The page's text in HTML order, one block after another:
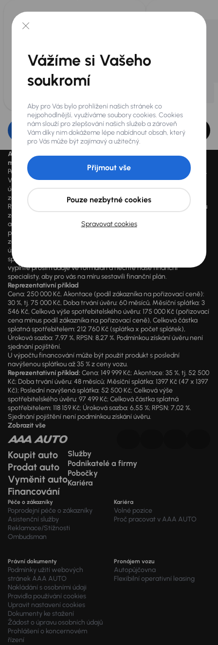
Upravit filtr
Aktuálně platné ceny jsou uvedeny nawww.aaaauto.cz. Akci je
možné využít od 14.3.2020 do odvolání.
Podmínky spotřebitelského úvěru u konkrétního vozu se mohou lišit.
Výpočet splátky je orientační a závisí na konkrétních vstupních
údajích a individuálních podmínkách financování poskytnutých
zákazníkovi jim zvoleným obchodním partnerem. Vyšší hodnoty
RPSN mohou být důsledkem využití marketingových akcí dle výběru
zákazníka, jako např. sleva z ceny vozidla, výplata hotovosti a další
akční benefity, které může zákazník čerpat dle vlastního výběru. V
případě poskytnutí finanční služby je součástí každé smlouvy
zákonný údaj o výši RPSN a kompletní předsmluvní informace k
úvěru. AURES Holdings a.s. je samostatným zprostředkovatelem
spotřebitelského úvěru. Pokud máte zájem o konkrétní kalkulaci,
vyplňte prosím údaje ve formuláři a nechte naše finanční
specialisty, aby pro vás na míru sestavili finanční plán.
Reprezentativní příklad
Cena: 250 000 Kč, Akontace (podíl zákazníka na pořizovací ceně):
30 %, tj. 75 000 Kč, Doba trvání úvěru: 60 měsíců, Měsíční splátka: 3
546 Kč, Celková výše spotřebitelského úvěru: 175 000 Kč (pořizovací
cena mínus podíl zákazníka na pořizovací ceně), Celková částka
splatná spotřebitelem: 212 760 Kč (splátka x počet splátek),
Úroková sazba: 7,97 %, RPSN: 8,27 %. Podmínkou získání úvěru není
sjednání pojištění.
U výpočtu financování může být použit produkt s poslední
navýšenou splátkou až 35 % z ceny vozu.
Reprezentativní příklad:Cena: 149 999 Kč; Akontace: 35 %, tj. 52 500
Kč; Doba trvání úvěru: 48 měsíců; Měsíční splátka: 1397 Kč (47 x 1397
Kč); Poslední navýšená splátka: 52 500 Kč; Celková výše
spotřebitelského úvěru: 97 499 Kč; Celková částka splatná
spotřebitelem: 118 159 Kč; Úroková sazba: 6,55 %; RPSN: 7,02 %.
Sjednání pojištění není podmínkou získání úvěru.
Zobrazit vše
Koupit auto
Prodat auto
Vyměnit auto
Financování
Služby
Podnikatelé a firmy
Pobočky
Kariéra
Péče o zákazníky
Poprodejní péče o zákazníky
Asistenční služby
Reklamace/Stížnosti
Ombudsman
Kariéra
Volné pozice
Proč pracovat v AAA AUTO
Právní dokumenty
Podmínky užití webových
stránek AAA AUTO
Nakládání s osobními údaji
Pravidla používání cookies
Upravit nastavení cookies
Dokumenty ke stažení
Žádost o úpravu osobních údajů
Prohlášení o koncernovém
řízení
Pronájem vozu
Autopůjčovna
Flexibilní operativní leasing
Vážíme si Vašeho
soukromí
Aby pro Vás bylo prohlížení našich stránek co
nejpohodlnější, využíváme soubory cookies. Cookies
nám slouží pro zlepšování našich služeb a zároveň
Vám díky nim dokážeme lépe nabídnout obsah, který
pro Vás může být zajímavý a užitečný.
Spravovat cookies
Pouze nezbytné cookies
Přijmout vše